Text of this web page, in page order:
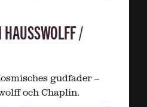
/
gudfader –
och Chaplin.